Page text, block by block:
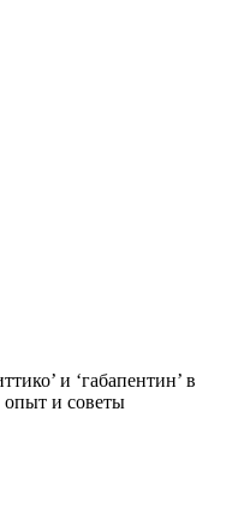
и ‘габапентин’ в
и советы